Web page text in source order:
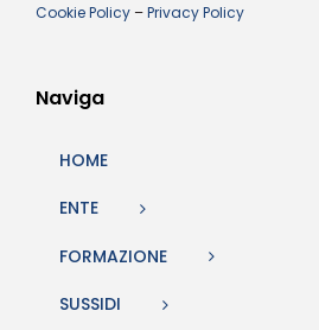
Cookie Policy –Privacy Policy
Naviga
HOME
ENTE
FORMAZIONE
SUSSIDI